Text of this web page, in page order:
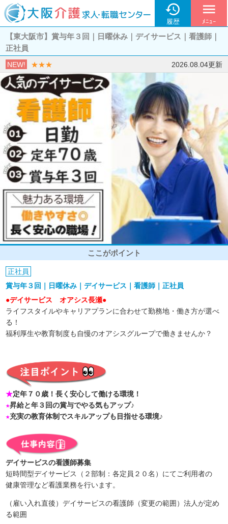

履歴
menu
ﾒﾆｭｰ
【東大阪市】賞与年３回｜日曜休み｜デイサービス｜看護師｜
正社員
NEW! ★★★ 2026.08.04更新
ここがポイント
正社員
賞与年３回｜日曜休み｜デイサービス｜看護師｜正社員
●デイサービス オアシス長瀬●
ライフスタイルやキャリアプランに合わせて勤務地・働き方が選べ
る！
福利厚生や教育制度も自慢のオアシスグループで働きませんか？
★定年７０歳！長く安心して働ける環境！
★昇給と年３回の賞与でやる気もアップ♪
★充実の教育体制でスキルアップも目指せる環境♪
デイサービスの看護師募集
短時間型デイサービス（２部制：各定員２０名）にてご利用者の
健康管理など看護業務を行います。
（雇い入れ直後）デイサービスの看護師（変更の範囲）法人が定め
る範囲